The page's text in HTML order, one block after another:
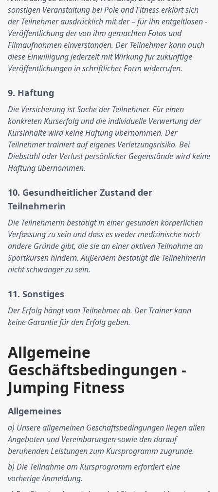
sonstigen Veranstaltung bei Pole and Fitness erklärt sich
der Teilnehmer ausdrücklich mit der – für ihn entgeltlosen -
Veröffentlichung der von ihm gemachten Fotos und
Filmaufnahmen einverstanden. Der Teilnehmer kann auch
diese Einwilligung jederzeit mit Wirkung für zukünftige
Veröffentlichungen in schriftlicher Form widerrufen.
9. Haftung
Die Versicherung ist Sache der Teilnehmer. Für einen
konkreten Kurserfolg und die individuelle Verwertung der
Kursinhalte wird keine Haftung übernommen. Der
Teilnehmer trainiert auf eigenes Verletzungsrisiko. Bei
Diebstahl oder Verlust persönlicher Gegenstände wird keine
Haftung übernommen.
10. Gesundheitlicher Zustand der
Teilnehmerin
Die Teilnehmerin bestätigt in einer gesunden körperlichen
Verfassung zu sein und dass es weder medizinische noch
andere Gründe gibt, die sie an einer aktiven Teilnahme an
Sportkursen hindern. Außerdem bestätigt die Teilnehmerin
nicht schwanger zu sein.
11. Sonstiges
Der Erfolg hängt vom Teilnehmer ab. Der Trainer kann
keine Garantie für den Erfolg geben.
Allgemeine
Geschäftsbedingungen -
Jumping Fitness
Allgemeines
a) Unsere allgemeinen Geschäftsbedingungen liegen allen
Angeboten und Vereinbarungen sowie den darauf
beruhenden Leistungen zum Kursprogramm zugrunde.
b) Die Teilnahme am Kursprogramm erfordert eine
vorherige Anmeldung.